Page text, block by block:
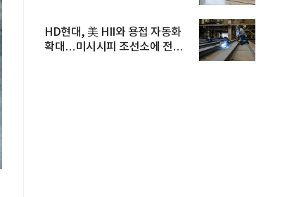
HD현대, 美 HII와 용접 자동화
확대…미시시피 조선소에 전격